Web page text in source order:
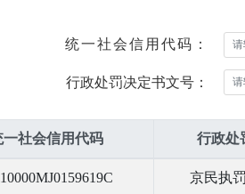
统一社会信用代码：
行政处罚决定书文号：
一社会信用代码 行政处
京民执